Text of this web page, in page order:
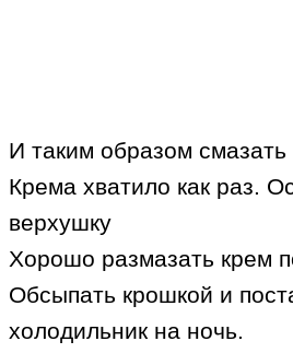
И таким образом смазать
Крема хватило как раз.
верхушку
Хорошо размазать крем
Обсыпать крошкой и
холодильник на ночь.